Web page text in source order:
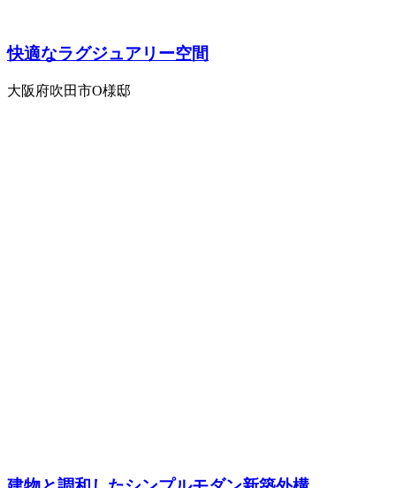
快適なラグジュアリー空間
大阪府吹田市O様邸